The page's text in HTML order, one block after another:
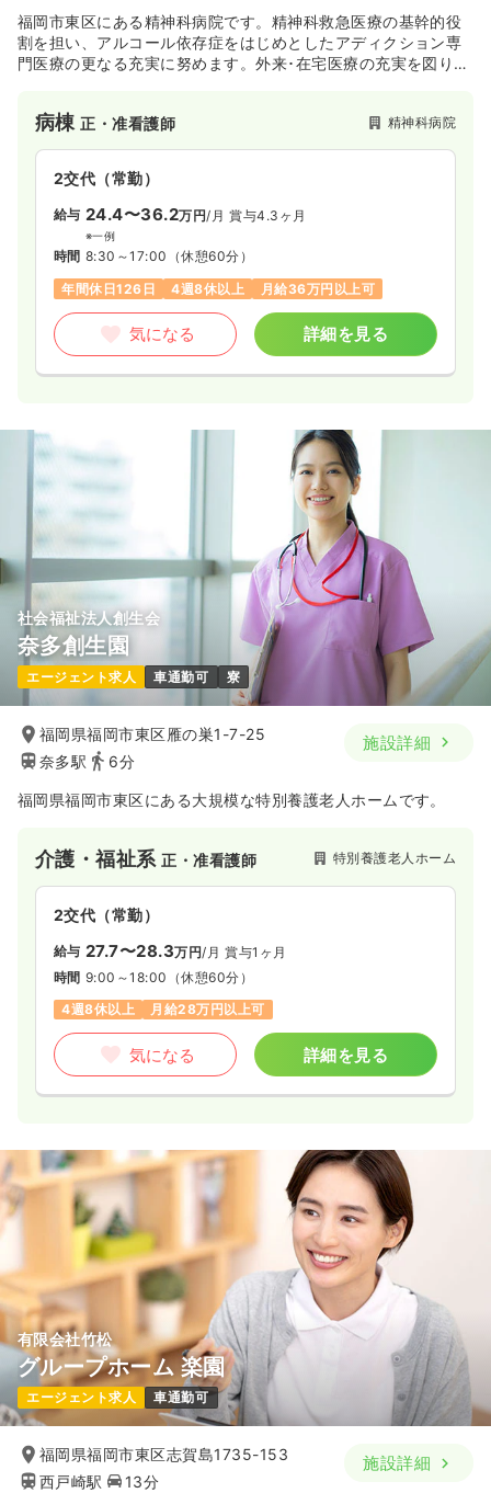
福岡市東区にある精神科病院です。精神科救急医療の基幹的役
割を担い、アルコール依存症をはじめとしたアディクション専
門医療の更なる充実に努めます。外来･在宅医療の充実を図り、
病棟正・准看護師 精神科病院
2交代（常勤）
給与 24.4〜36.2万円/月 賞与4.3ヶ月
※一例
時間 8:30～17:00 （休憩60分）
年間休日126日
4週8休以上 月給36万円以上可
気になる 詳細を見る
社会福祉法人創生会
奈多創生園
エージェント求人 車通勤可 寮
福岡県福岡市東区雁の巣1-7-25
奈多駅
6分
施設詳細
福岡県福岡市東区にある大規模な特別養護老人ホームです。
介護・福祉系正・准看護師 特別養護老人ホーム
2交代（常勤）
給与 27.7〜28.3万円/月 賞与1ヶ月
時間 9:00～18:00 （休憩60分）
4週8休以上
月給28万円以上可
気になる 詳細を見る
有限会社竹松
グループホーム 楽園
エージェント求人 車通勤可
福岡県福岡市東区志賀島1735-153
西戸崎駅
13分
施設詳細